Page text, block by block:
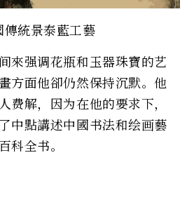
傳統景泰藍工藝
來强调花瓶和玉器珠寶的艺
方面他卻仍然保持沉默。他
费解，因为在他的要求下，
中點講述中國书法和绘画藝
科全书。